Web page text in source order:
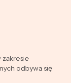
zakresie
odbywa się